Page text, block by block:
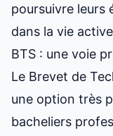
poursuivre leurs
dans la vie
BTS : une voie
Le Brevet de
une option très
bacheliers